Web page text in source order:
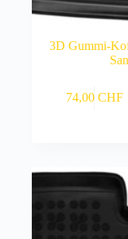
3D Gummi-
74,00 CHF